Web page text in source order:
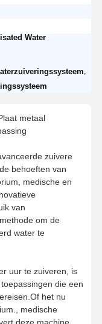
Water
metaal
zuivere
behoeften van
medische en
van
om de
water te
uur te zuiveren, is
die een
het nu
medische
deze machine